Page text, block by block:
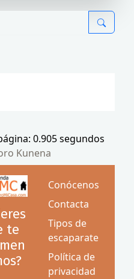
0.905 segundos
Kunena
te
Conócenos
Contacta
Tipos de
escaparate
Política de
privacidad